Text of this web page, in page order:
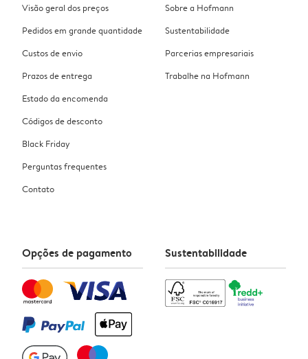
Visão geral dos preços
Pedidos em grande quantidade
Custos de envio
Prazos de entrega
Estado da encomenda
Códigos de desconto
Black Friday
Perguntas frequentes
Contato
Sobre a Hofmann
Sustentabilidade
Parcerias empresariais
Trabalhe na Hofmann
Opções de pagamento Sustentabilidade